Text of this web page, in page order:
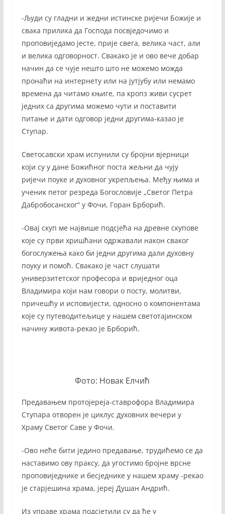
-Људи су гладни и жедни истинске ријечи Божије и
свака прилика да Господа посвједочимо и
проповиједамо јесте, прије свега, велика част, али
и велика одговорност. Свакако је и ово вече добар
начин да се чује нешто што не можемо можда
пронаћи на интернету или на јутјубу или немамо
времена да читамо књиге, па кропз живи сусрет
једних са другима можемо чути и поставити
питање и дати одговор једни другима-казао је
Ступар.
Светосавски храм испунили су бројни вјерници
који су у дане Божићног поста жељни да чују
ријечи поуке и духовног укрепљења. Међу њима и
ученик петог резреда Богословије „Светог Петра
Дабробосанског“ у Фочи, Горан Брборић.
-Овај скуп ме највише подсјећа на древне скупове
које су први хришћани одржавали након сваког
богослужења како би једни другима дали духовну
поуку и помоћ. Свакако је част слушати
универзитетског професора и вриједног оца
Владимира који нам говори о посту, молитви,
причешћу и исповијести, односно о компонентама
које су путеводитељице у нашем светотајинском
начину живота-рекао је Брборић.
Фото: Новак Елчић
Предавањем протојереја-ставрофора Владимира
Ступара отворен је циклус духовних вечери у
Храму Светог Саве у Фочи.
-Ово неће бити једино предавање, трудићемо се да
наставимо ову праксу, да угостимо бројне врсне
проповиједнике и бесједнике у нашем храму -рекао
је старјешина храма, јереј Душан Андрић.
Из управе храма подсјетили су да ће у